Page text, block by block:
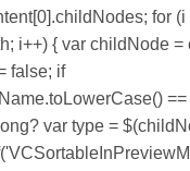
for (i
i++) { var childNode =
false; if
==
var type =